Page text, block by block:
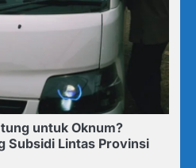
untuk Oknum?
Subsidi Lintas Provinsi